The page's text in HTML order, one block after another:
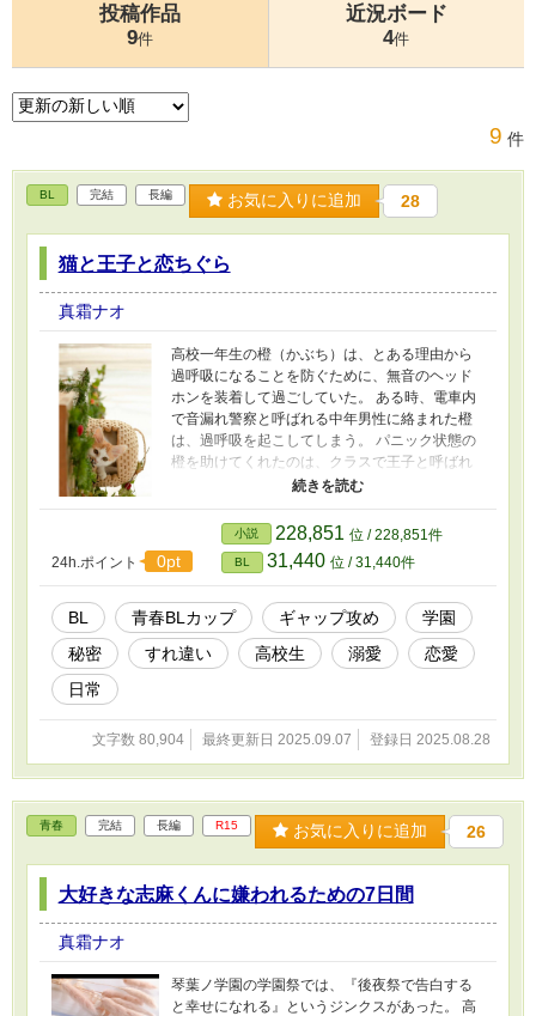
投稿作品
9件
近況ボード
4件
9 件
BL 完結 長編 お気に入りに追加 28
猫と王子と恋ちぐら
真霜ナオ
高校一年生の橙（かぶち）は、とある理由から
過呼吸になることを防ぐために、無音のヘッド
ホンを装着して過ごしていた。 ある時、電車内
で音漏れ警察と呼ばれる中年男性に絡まれた橙
は、過呼吸を起こしてしまう。 パニック状態の
橙を助けてくれたのは、クラスで王子と呼ばれ
ている千蔵（ちくら）だった。 『そうやってお
を持つ黒髪王子×過呼吸持ち金髪の高校生BLで
す。
24h.ポイント
0pt
小説 228,851 位 / 228,851件
BL 31,440 位 / 31,440件
BL 青春BLカップ​ ギャップ攻め
学園
秘密
すれ違い 高校生 溺愛
恋愛
日常
文字数 80,904 最終更新日 2025.09.07 登録日 2025.08.28
青春 完結 長編 R15 お気に入りに追加 26
大好きな志麻くんに嫌われるための7日間
真霜ナオ
琴葉ノ学園の学園祭では、『後夜祭で告白する
と幸せになれる』というジンクスがあった。 高